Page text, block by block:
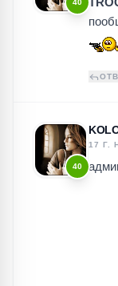
40
40
17 Г.